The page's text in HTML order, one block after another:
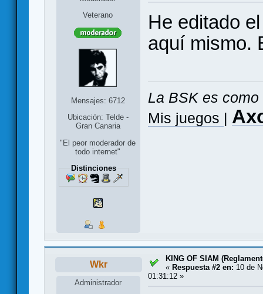
Veterano
Mensajes: 6712
Ubicación: Telde -
Gran Canaria
"El peor moderador de
todo internet"
Distinciones
He editado
aquí mismo.
La BSK es
Mis juegos |
Wkr
Administrador
KING OF SIAM
« Respuesta #2 en: 10 de
01:31:12 »